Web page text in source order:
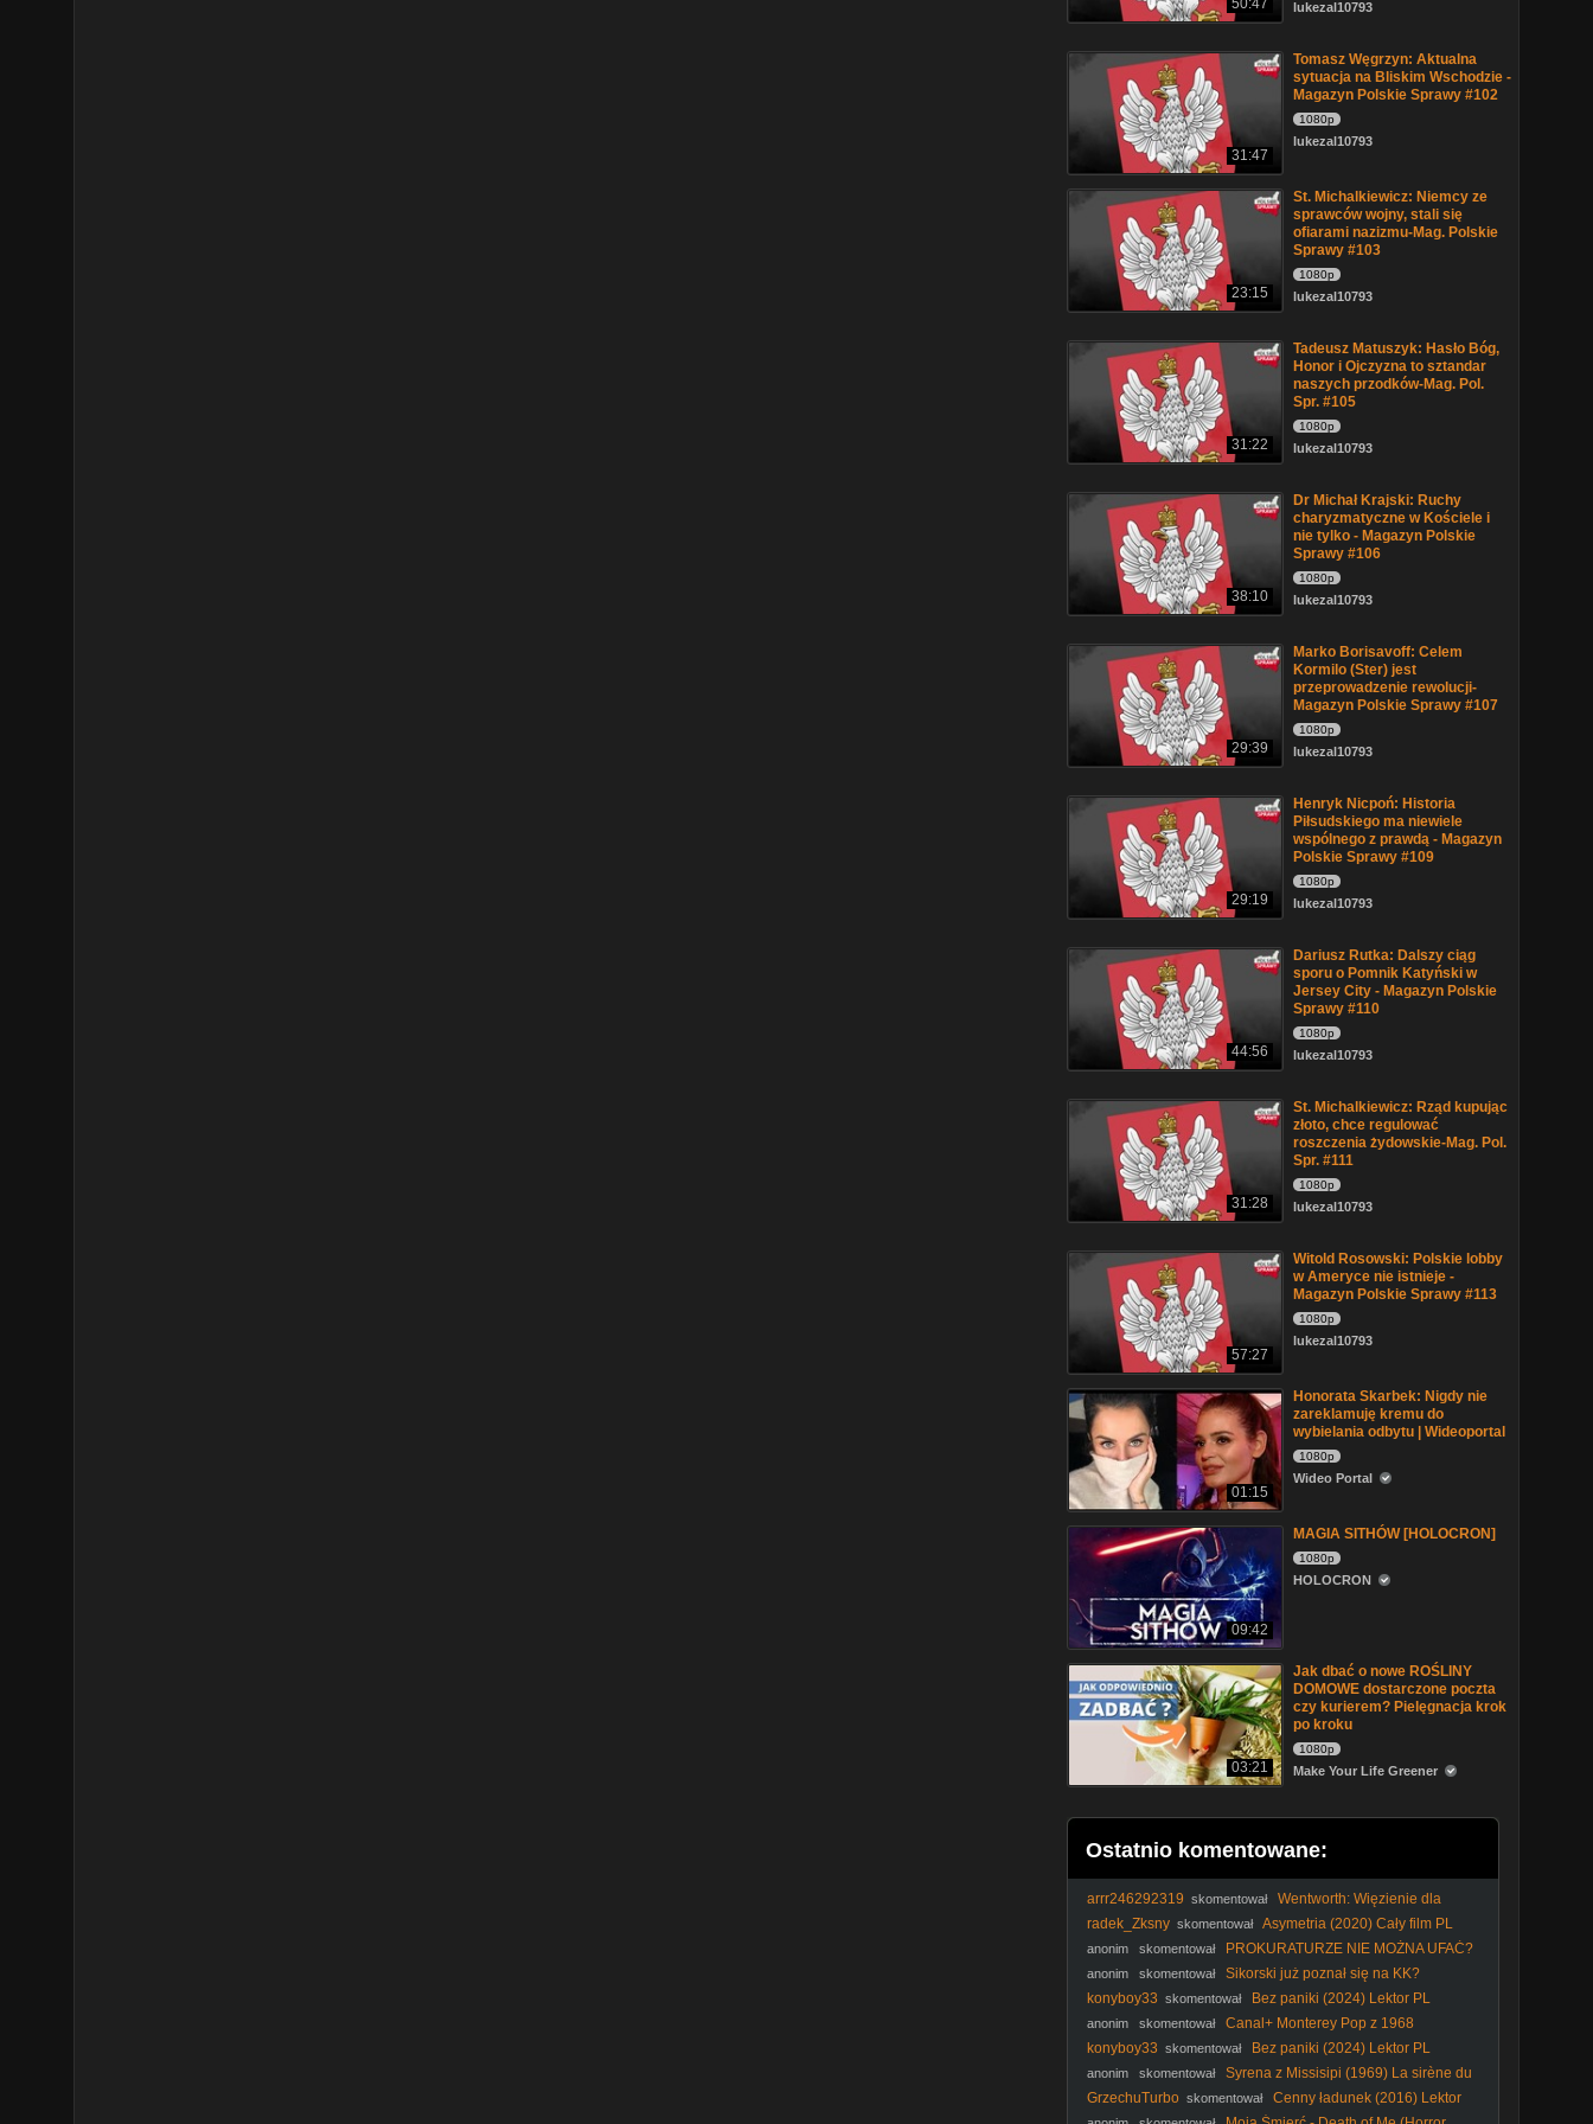
50:47 lukezal10793
31:47
Tomasz Węgrzyn: Aktualna
sytuacja na Bliskim Wschodzie -
Magazyn Polskie Sprawy #102
1080p
lukezal10793
23:15
St. Michalkiewicz: Niemcy ze
sprawców wojny, stali się
ofiarami nazizmu-Mag. Polskie
Sprawy #103
1080p
lukezal10793
31:22
Tadeusz Matuszyk: Hasło Bóg,
Honor i Ojczyzna to sztandar
naszych przodków-Mag. Pol.
Spr. #105
1080p
lukezal10793
38:10
Dr Michał Krajski: Ruchy
charyzmatyczne w Kościele i
nie tylko - Magazyn Polskie
Sprawy #106
1080p
lukezal10793
29:39
Marko Borisavoff: Celem
Kormilo (Ster) jest
przeprowadzenie rewolucji-
Magazyn Polskie Sprawy #107
1080p
lukezal10793
29:19
Henryk Nicpoń: Historia
Piłsudskiego ma niewiele
wspólnego z prawdą - Magazyn
Polskie Sprawy #109
1080p
lukezal10793
44:56
Dariusz Rutka: Dalszy ciąg
sporu o Pomnik Katyński w
Jersey City - Magazyn Polskie
Sprawy #110
1080p
lukezal10793
31:28
St. Michalkiewicz: Rząd kupując
złoto, chce regulować
roszczenia żydowskie-Mag. Pol.
Spr. #111
1080p
lukezal10793
57:27
Witold Rosowski: Polskie lobby
w Ameryce nie istnieje -
Magazyn Polskie Sprawy #113
1080p
lukezal10793
01:15
Honorata Skarbek: Nigdy nie
zareklamuję kremu do
wybielania odbytu | Wideoportal
1080p
Wideo Portal
09:42
MAGIA SITHÓW [HOLOCRON]
1080p
HOLOCRON
03:21
Jak dbać o nowe ROŚLINY
DOMOWE dostarczone poczta
czy kurierem? Pielęgnacja krok
po kroku
1080p
Make Your Life Greener
Ostatnio komentowane:
arrr246292319 skomentował
Wentworth: Więzienie dla
kobiet S04E12 Lektor PL
radek_Zksny skomentował Asymetria (2020) Cały film PL
anonim skomentował
PROKURATURZE NIE MOŻNA UFAĆ?
Wojna o przecieki!
anonim skomentował
Sikorski już poznał się na KK?
#Sikorski #kler #elita #polityka #KK #katolicyzm #kościół
konyboy33 skomentował Bez paniki (2024) Lektor PL
anonim skomentował
Canal+ Monterey Pop z 1968
roku(emisja 7 kwietnia 2001 roku)
konyboy33 skomentował Bez paniki (2024) Lektor PL
anonim skomentował
Syrena z Missisipi (1969) La sirène du
Mississipi [1080p]
GrzechuTurbo skomentował
Cenny ładunek (2016) Lektor